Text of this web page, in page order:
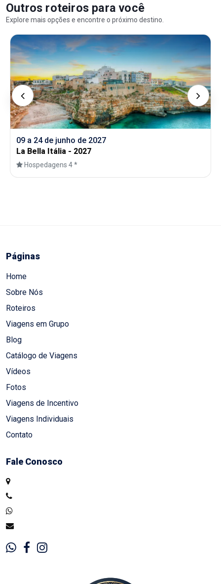
Outros roteiros para você
Explore mais opções e encontre o próximo destino.
09 a 24 de junho de 2027
La Bella Itália - 2027
Hospedagens 4 *
Páginas
Home
Sobre Nós
Roteiros
Viagens em Grupo
Blog
Catálogo de Viagens
Vídeos
Fotos
Viagens de Incentivo
Viagens Individuais
Contato
Fale Conosco